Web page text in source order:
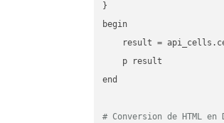
}
begin
result =
    p result
end
# Conversion de HTML en